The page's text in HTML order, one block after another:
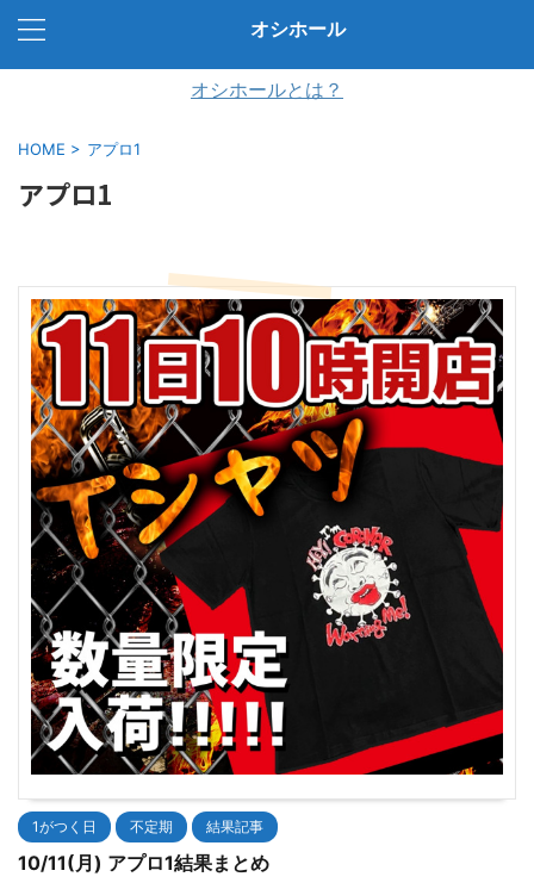
オシホール
オシホールとは？
HOME > アプロ1
アプロ1
1がつく日 不定期 結果記事
10/11(月) アプロ1結果まとめ